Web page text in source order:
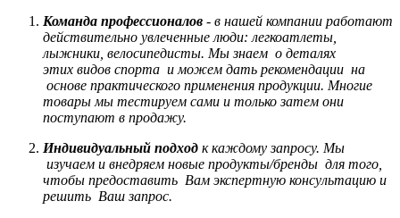
Команда профессионалов - в нашей компании работают
действительно увлеченные люди: легкоатлеты,
лыжники, велосипедисты. Мы знаем о деталях
этих видов спорта и можем дать рекомендации на
основе практического применения продукции. Многие
товары мы тестируем сами и только затем они
поступают в продажу.
Индивидуальный подход к каждому запросу. Мы
изучаем и внедряем новые продукты/бренды для того,
чтобы предоставить Вам экспертную консультацию и
решить Ваш запрос.